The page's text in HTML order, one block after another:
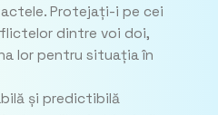
Protejați-i pe cei
dintre voi doi,
lor pentru situația în
și predictibilă